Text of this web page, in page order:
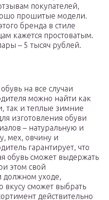
покупателей,
прошитые модели.
бренда в стиле
кажется простоватым.
– 5 тысяч рублей.
на все случаи
можно найти как
так и теплые зимние
изготовления обуви
– натуральную и
мех, овчину и
гарантирует, что
обувь сможет выдержать
этом свой
должном уходе,
вкусу сможет выбрать
действительно